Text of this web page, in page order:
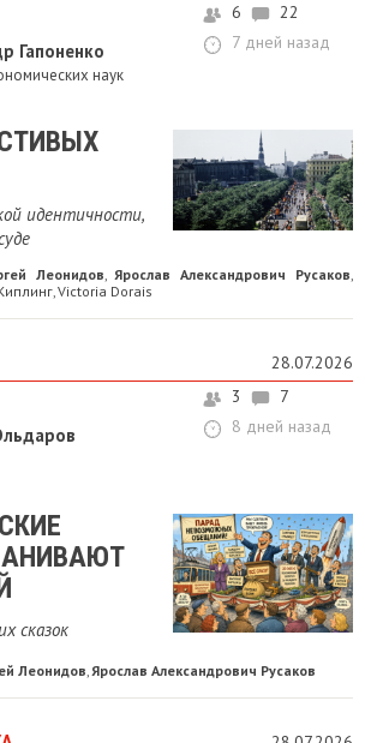
Гапоненко
наук
6
22
7 дней назад
идентичности,
Леонидов,Ярослав Александрович Русаков,
,Victoria Dorais
28.07.2026
3
7
8 дней назад
сказок
Леонидов,Ярослав Александрович Русаков